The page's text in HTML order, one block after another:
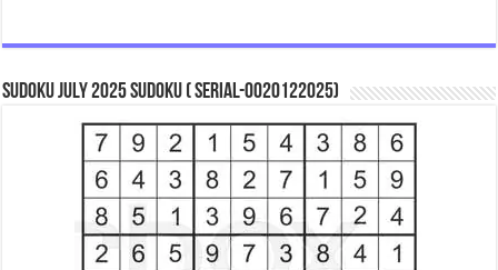
Sudoku July 2025 Sudoku ( Serial-0020122025)